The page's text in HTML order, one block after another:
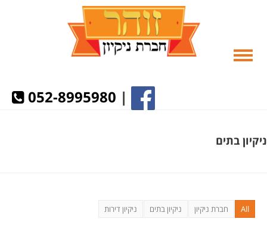
|
052-8995980
ניקיון בתים
All חברת ניקיון ניקיון בתים ניקיון דירות